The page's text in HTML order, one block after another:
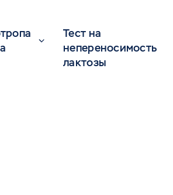
Тест на
непереносимость
лактозы